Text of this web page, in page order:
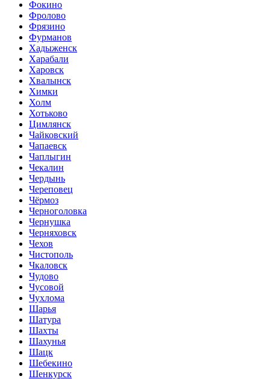
Фокино
Фролово
Фрязино
Фурманов
Хадыженск
Харабали
Харовск
Хвалынск
Химки
Холм
Хотьково
Цимлянск
Чайковский
Чапаевск
Чаплыгин
Чекалин
Чердынь
Череповец
Чёрмоз
Черноголовка
Чернушка
Черняховск
Чехов
Чистополь
Чкаловск
Чудово
Чусовой
Чухлома
Шарья
Шатура
Шахты
Шахунья
Шацк
Шебекино
Шенкурск